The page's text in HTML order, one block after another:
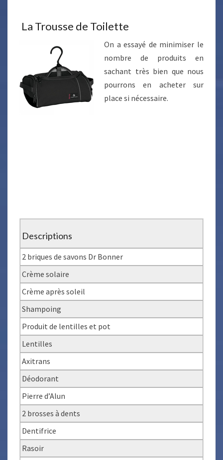
La Trousse de Toilette
On a essayé de minimiser le
nombre de produits en
sachant très bien que nous
pourrons en acheter sur
place si nécessaire.
Descriptions
2 briques de savons Dr Bonner
Crème solaire
Crème après soleil
Shampoing
Produit de lentilles et pot
Lentilles
Axitrans
Déodorant
Pierre d’Alun
2 brosses à dents
Dentifrice
Rasoir